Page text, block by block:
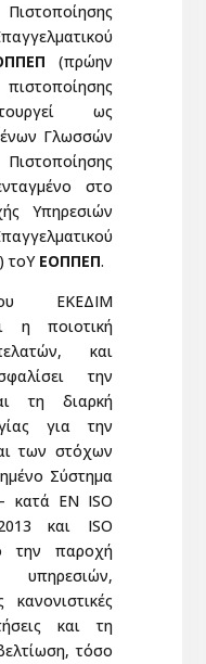
(πρώην
ως
Γλωσσών
στο
Υπηρεσιών
τοΥ ΕΟΠΠΕΠ.
ΕΚΕΔΙΜ
η ποιοτική
και
την
τη διαρκή
για την
των στόχων
Σύστημα
– κατά ΕΝ ISO
και ISO
την παροχή
και τη
τόσο